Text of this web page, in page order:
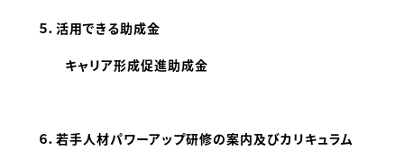
５．活用できる助成金
キャリア形成促進助成金
６． 若手人材パワーアップ研修の案内及びカリキュラム